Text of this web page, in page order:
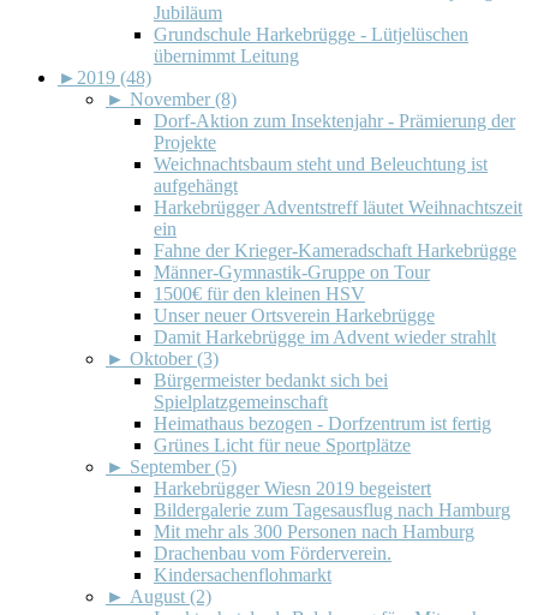
Jubiläum
Grundschule Harkebrügge - Lütjelüschen
übernimmt Leitung
► 2019 (48)
► November (8)
Dorf-Aktion zum Insektenjahr - Prämierung der
Projekte
Weichnachtsbaum steht und Beleuchtung ist
aufgehängt
Harkebrügger Adventstreff läutet Weihnachtszeit
ein
Fahne der Krieger-Kameradschaft Harkebrügge
Männer-Gymnastik-Gruppe on Tour
1500€ für den kleinen HSV
Unser neuer Ortsverein Harkebrügge
Damit Harkebrügge im Advent wieder strahlt
► Oktober (3)
Bürgermeister bedankt sich bei
Spielplatzgemeinschaft
Heimathaus bezogen - Dorfzentrum ist fertig
Grünes Licht für neue Sportplätze
► September (5)
Harkebrügger Wiesn 2019 begeistert
Bildergalerie zum Tagesausflug nach Hamburg
Mit mehr als 300 Personen nach Hamburg
Drachenbau vom Förderverein.
Kindersachenflohmarkt
► August (2)